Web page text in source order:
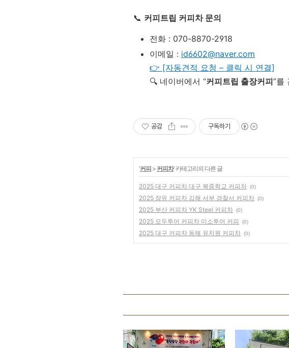
📞 커피트립 커피차 문의
전화 : 070-8870-2918
이메일 : id6602@naver.com
👉 [자동견적 요청 – 클릭 시 연결]
🔍 네이버에서 “커피트립 출장커피”를
공감 구독하기
'커피 > 커피차' 카테고리의 다른 글
2025 대구 커피차 대구 북중학교 커피차 (0)
2025 장유 커피차 김해 서부 경찰서 커피차 (0)
2025 부산 커피차 YK Steel 커피차 (0)
2025 모두투어 커피차 미소투어 커피 (0)
2025 대구 커피차 동해 유치원 커피차 (0)